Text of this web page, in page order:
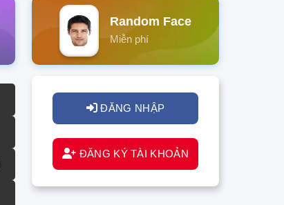
Random Face
Miễn phí
ĐĂNG NHẬP
ĐĂNG KÝ TÀI KHOẢN